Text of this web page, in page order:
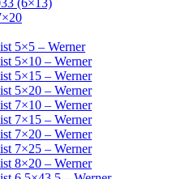
(6×13)
5×5 – Werner
5×10 – Werner
5×15 – Werner
5×20 – Werner
7×10 – Werner
7×15 – Werner
7×20 – Werner
7×25 – Werner
8×20 – Werner